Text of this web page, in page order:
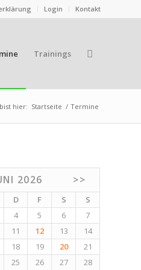
Login Kontakt
Trainings
hier: Startseite / Termine
2026 >>
D F S
S
4 5 6
7
11 12 13
14
18 19 20
21
25 26 27
28